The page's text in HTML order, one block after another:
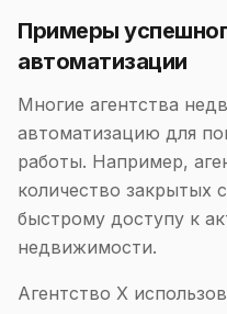
Примеры
автоматизации
Многие агентства
автоматизацию для
работы. Например,
количество закрытых
быстрому доступу к
недвижимости.
Агентство X